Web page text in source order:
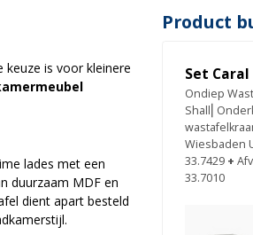
is voor kleinere
lades met een
duurzaam MDF en
dient apart besteld
Product
Set
Ondiep
Wiesbaden
33.7429 +
33.7010